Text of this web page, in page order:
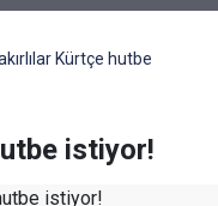
Kürtçe hutbe
istiyor!